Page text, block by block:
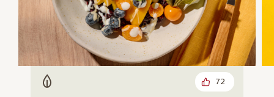
Vegetarisch 72